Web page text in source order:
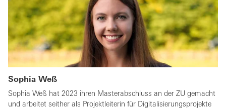
Sophia Weß
Sophia Weß hat 2023 ihren Masterabschluss an der ZU gemacht
und arbeitet seither als Projektleiterin für Digitalisierungsprojekte